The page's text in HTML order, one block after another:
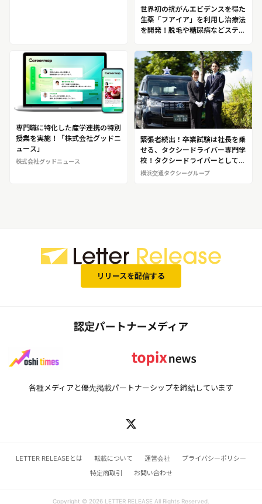
世界初の抗がんエビデンスを得た
生薬「フアイア」を利用し治療法
を開発！脱毛や糖尿病などステロ
スペシャリスト 麻布大学 獣医
学部教授 久末正晴（ひさすえ・
まさはる）
専門職に特化した産学連携の特別
授業を実施！「株式会社グッドニ
ュース」
株式会社グッドニュース
緊張者続出！卒業試験は社長を乗
せる、タクシードライバー専門学
校！タクシードライバーとして独
り立ちするまで約2ヶ月間熱血指
横浜交通タクシーグループ
リリースを配信する
認定パートナーメディア
各種メディアと優先掲載パートナーシップを締結しています
LETTER RELEASEとは 転載について 運営会社
プライバシーポリシー
特定商取引
お問い合わせ
Copyright © 2026 LETTER RELEASE All Rights Reserved.